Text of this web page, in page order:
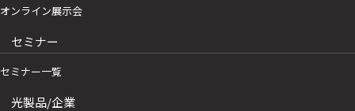
オンライン展示会
セミナー
セミナー一覧
光製品/企業